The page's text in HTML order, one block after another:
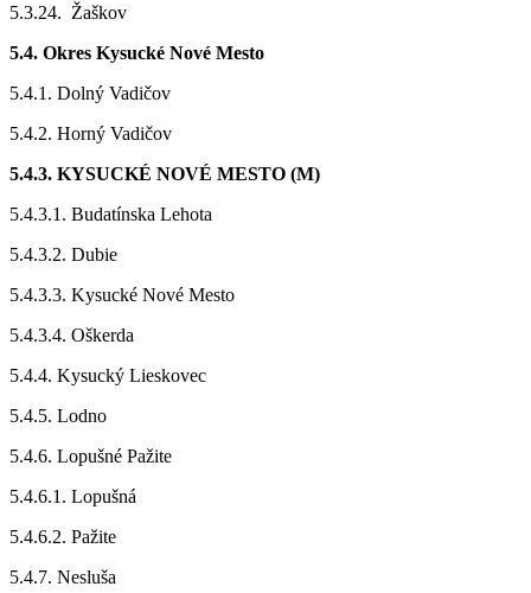
5.3.24. Žaškov
5.4. Okres Kysucké Nové Mesto
5.4.1. Dolný Vadičov
5.4.2. Horný Vadičov
5.4.3. KYSUCKÉ NOVÉ MESTO (M)
5.4.3.1. Budatínska Lehota
5.4.3.2. Dubie
5.4.3.3. Kysucké Nové Mesto
5.4.3.4. Oškerda
5.4.4. Kysucký Lieskovec
5.4.5. Lodno
5.4.6. Lopušné Pažite
5.4.6.1. Lopušná
5.4.6.2. Pažite
5.4.7. Nesluša